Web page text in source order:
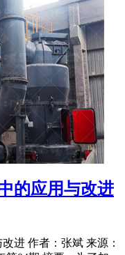
的应用与改进
进 作者：张斌 来源：